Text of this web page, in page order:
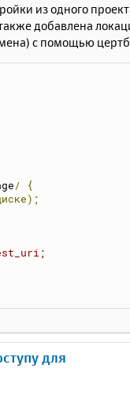
из одного
добавлена
с помощью
/
{
для